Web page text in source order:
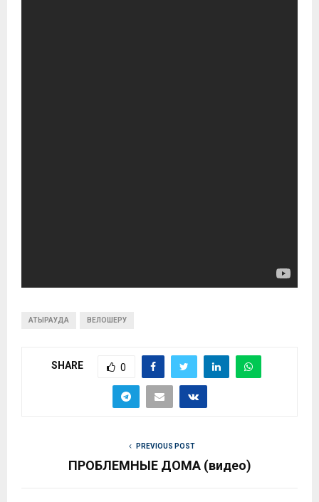
АТЫРАУДА ВЕЛОШЕРУ
SHARE 0
PREVIOUS POST
ПРОБЛЕМНЫЕ ДОМА (видео)